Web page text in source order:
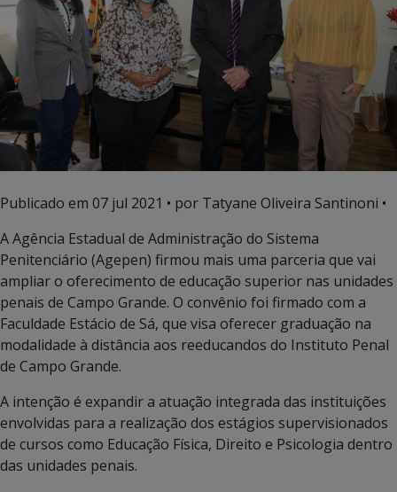
Publicado em 07 jul 2021 • por Tatyane Oliveira Santinoni •
A Agência Estadual de Administração do Sistema
Penitenciário (Agepen) firmou mais uma parceria que vai
ampliar o oferecimento de educação superior nas unidades
penais de Campo Grande. O convênio foi firmado com a
Faculdade Estácio de Sá, que visa oferecer graduação na
modalidade à distância aos reeducandos do Instituto Penal
de Campo Grande.
A intenção é expandir a atuação integrada das instituições
envolvidas para a realização dos estágios supervisionados
de cursos como Educação Física, Direito e Psicologia dentro
das unidades penais.